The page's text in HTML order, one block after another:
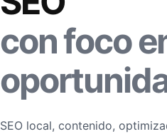
con foco
SEO local, contenido,